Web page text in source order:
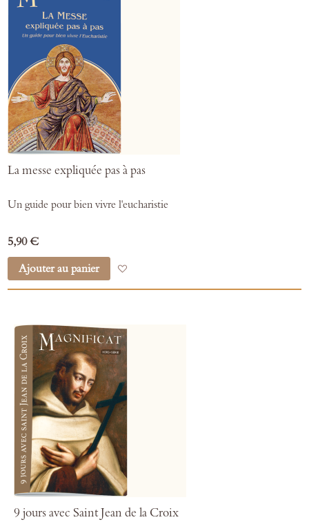
La messe expliquée pas à pas
Un guide pour bien vivre l'eucharistie
5,90 €
Ajouter au panier
9 jours avec Saint Jean de la Croix